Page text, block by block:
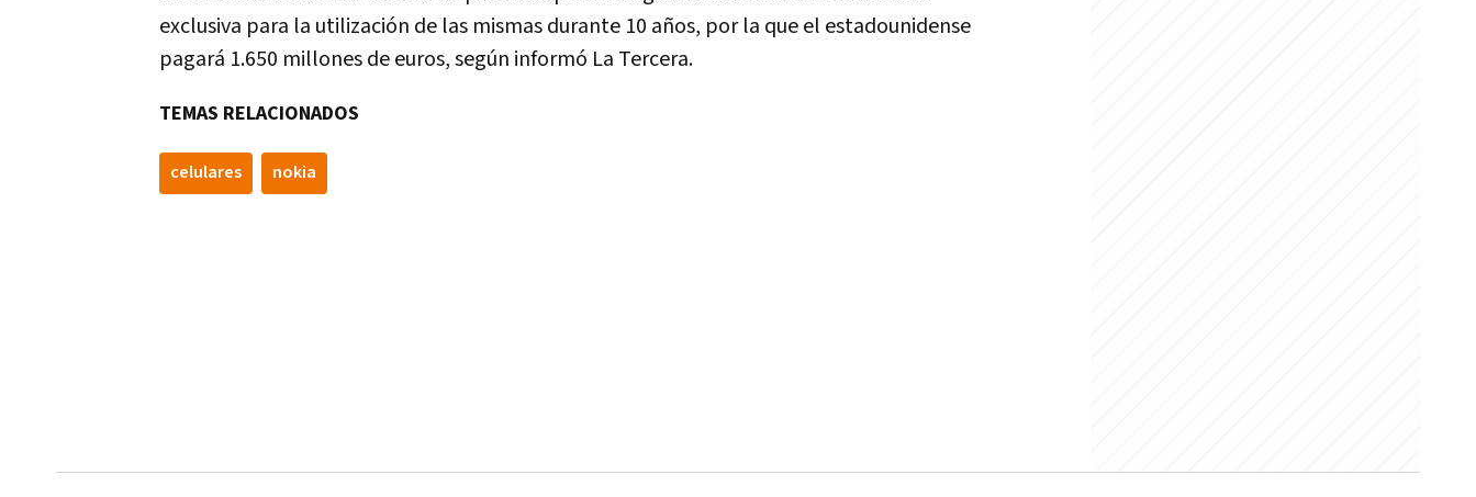
exclusiva para la utilización de las mismas durante 10 años, por la que el estadounidense
pagará 1.650 millones de euros, según informó La Tercera.
TEMAS RELACIONADOS
celulares nokia